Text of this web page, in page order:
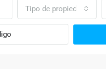
Tipo de propiedad